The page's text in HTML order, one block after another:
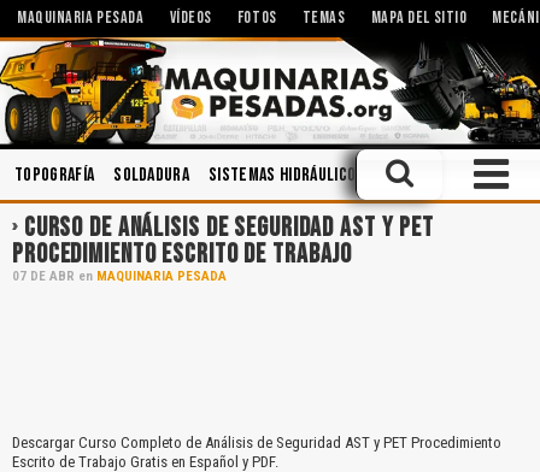
MAQUINARIA PESADA VÍDEOS FOTOS TEMAS MAPA DEL SITIO
Topografía Soldadura Sistemas Hidráulicos Hidráulica
CURSO DE ANÁLISIS DE SEGURIDAD AST Y PET
PROCEDIMIENTO ESCRITO DE TRABAJO
07 DE ABR en MAQUINARIA PESADA
Descargar Curso Completo de Análisis de Seguridad AST y PET Procedimiento
Escrito de Trabajo Gratis en Español y PDF.